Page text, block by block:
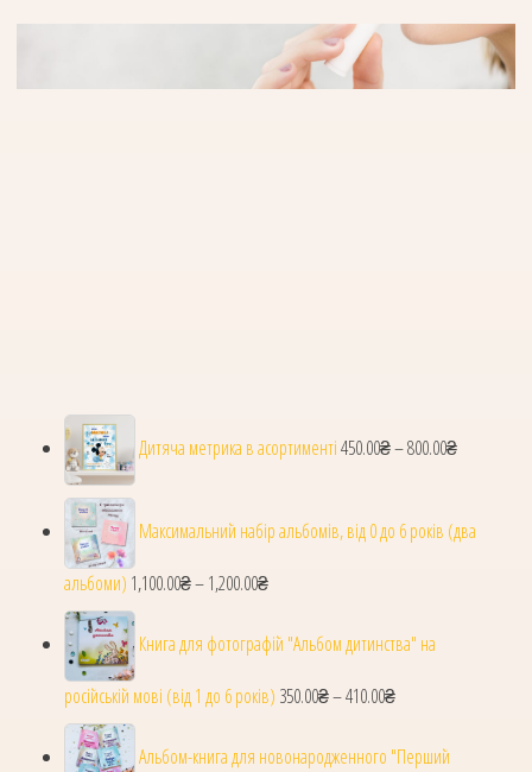
Дитяча метрика в асортименті450.00₴–800.00₴
Максимальний набір альбомів, від 0 до 6 років (два
альбоми) 1,100.00₴–1,200.00₴
Книга для фотографій "Альбом дитинства" на
російській мові (від 1 до 6 років) 350.00₴–410.00₴
Альбом-книга для новонародженного "Перший